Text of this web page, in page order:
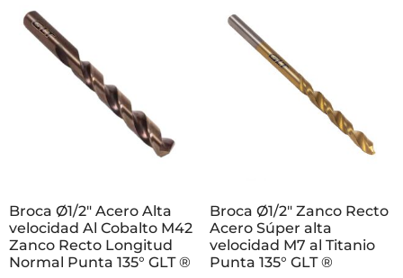
Broca Ø1/2″ Acero Alta
velocidad Al Cobalto M42
Zanco Recto Longitud
Normal Punta 135° GLT ®
Broca Ø1/2″ Zanco Recto
Acero Súper alta
velocidad M7 al Titanio
Punta 135° GLT ®